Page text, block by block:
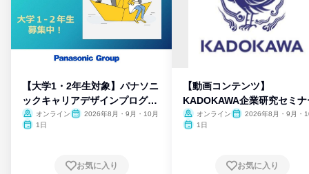
【大学1・2年生対象】パナソニ
ックキャリアデザインプログラ
ム
オンライン
2026年8月・9月・10月
1日
お気に入り
【動画コンテンツ】
KADOKAWA企業研究セミナ
オンライン
2026年8月・9月・
1日
お気に入り